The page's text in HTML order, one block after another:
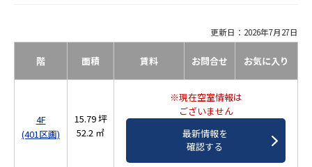
更新日：2026年7月27日
階 面積 賃料 お問合せ お気に入り
4F
(401区画)
15.79 坪
52.2 ㎡
※現在空室情報は
ございません
最新情報を
確認する